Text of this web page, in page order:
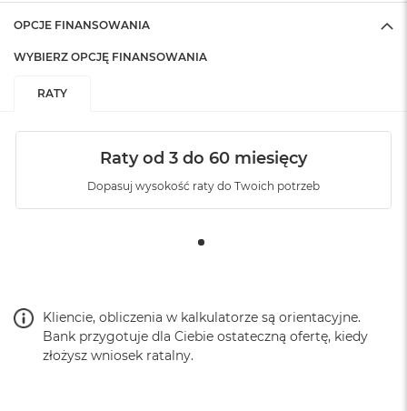
Waga: 1.000000
Znak zgodności CE
OPCJE FINANSOWANIA
WYBIERZ OPCJĘ FINANSOWANIA
RATY
Raty od 3 do 60 miesięcy
Dopasuj wysokość raty do Twoich potrzeb
Kliencie, obliczenia w kalkulatorze są orientacyjne.
Bank przygotuje dla Ciebie ostateczną ofertę, kiedy
złożysz wniosek ratalny.